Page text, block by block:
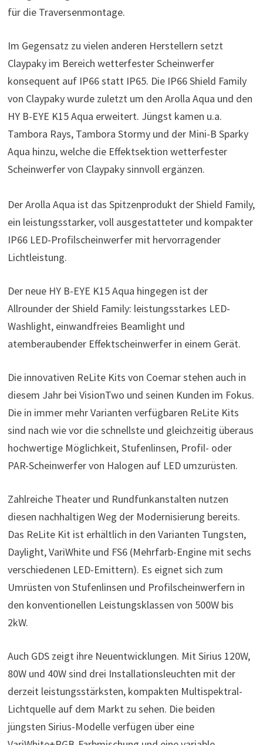
für die Traversenmontage.
Im Gegensatz zu vielen anderen Herstellern setzt
Claypaky im Bereich wetterfester Scheinwerfer
konsequent auf IP66 statt IP65. Die IP66 Shield Family
von Claypaky wurde zuletzt um den Arolla Aqua und den
HY B-EYE K15 Aqua erweitert. Jüngst kamen u.a.
Tambora Rays, Tambora Stormy und der Mini-B Sparky
Aqua hinzu, welche die Effektsektion wetterfester
Scheinwerfer von Claypaky sinnvoll ergänzen.
Der Arolla Aqua ist das Spitzenprodukt der Shield Family,
ein leistungsstarker, voll ausgestatteter und kompakter
IP66 LED-Profilscheinwerfer mit hervorragender
Lichtleistung.
Der neue HY B-EYE K15 Aqua hingegen ist der
Allrounder der Shield Family: leistungsstarkes LED-
Washlight, einwandfreies Beamlight und
atemberaubender Effektscheinwerfer in einem Gerät.
Die innovativen ReLite Kits von Coemar stehen auch in
diesem Jahr bei VisionTwo und seinen Kunden im Fokus.
Die in immer mehr Varianten verfügbaren ReLite Kits
sind nach wie vor die schnellste und gleichzeitig überaus
hochwertige Möglichkeit, Stufenlinsen, Profil- oder
PAR-Scheinwerfer von Halogen auf LED umzurüsten.
Zahlreiche Theater und Rundfunkanstalten nutzen
diesen nachhaltigen Weg der Modernisierung bereits.
Das ReLite Kit ist erhältlich in den Varianten Tungsten,
Daylight, VariWhite und FS6 (Mehrfarb-Engine mit sechs
verschiedenen LED-Emittern). Es eignet sich zum
Umrüsten von Stufenlinsen und Profilscheinwerfern in
den konventionellen Leistungsklassen von 500W bis
2kW.
Auch GDS zeigt ihre Neuentwicklungen. Mit Sirius 120W,
80W und 40W sind drei Installationsleuchten mit der
derzeit leistungsstärksten, kompakten Multispektral-
Lichtquelle auf dem Markt zu sehen. Die beiden
jüngsten Sirius-Modelle verfügen über eine